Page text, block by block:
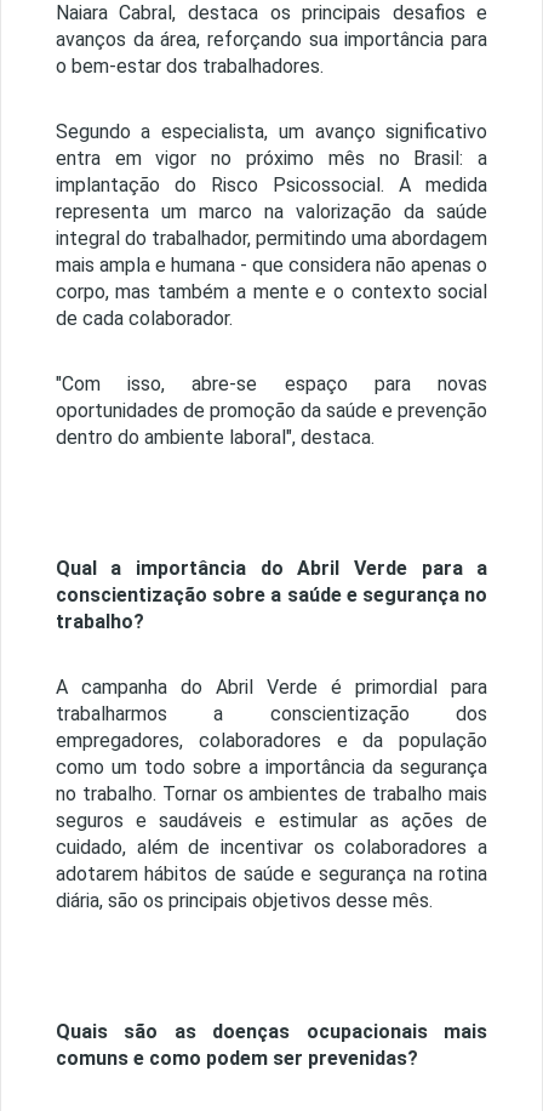
Naiara Cabral, destaca os principais desafios e
avanços da área, reforçando sua importância para
o bem-estar dos trabalhadores.
Segundo a especialista, um avanço significativo
entra em vigor no próximo mês no Brasil: a
implantação do Risco Psicossocial. A medida
representa um marco na valorização da saúde
integral do trabalhador, permitindo uma abordagem
mais ampla e humana - que considera não apenas o
corpo, mas também a mente e o contexto social
de cada colaborador.
"Com isso, abre-se espaço para novas
oportunidades de promoção da saúde e prevenção
dentro do ambiente laboral", destaca.
Qual a importância do Abril Verde para a
conscientização sobre a saúde e segurança no
trabalho?
A campanha do Abril Verde é primordial para
trabalharmos a conscientização dos
empregadores, colaboradores e da população
como um todo sobre a importância da segurança
no trabalho. Tornar os ambientes de trabalho mais
seguros e saudáveis e estimular as ações de
cuidado, além de incentivar os colaboradores a
adotarem hábitos de saúde e segurança na rotina
diária, são os principais objetivos desse mês.
Quais são as doenças ocupacionais mais
comuns e como podem ser prevenidas?